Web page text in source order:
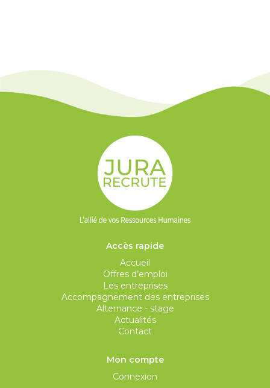
Accès rapide
Accueil
Offres d’emploi
Les entreprises
Accompagnement des entreprises
Alternance - stage
Actualités
Contact
Mon compte
Connexion